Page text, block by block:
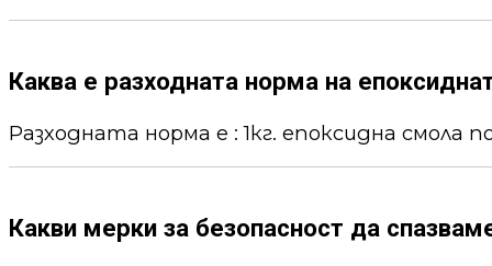
Каква е разходната норма на
Разходната норма е : 1кг. епоксидна смола
Какви мерки за безопасност да